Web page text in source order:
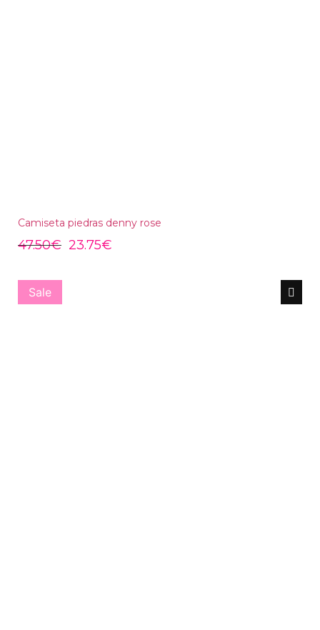
Camiseta piedras denny rose
47.50€ 23.75€
Sale